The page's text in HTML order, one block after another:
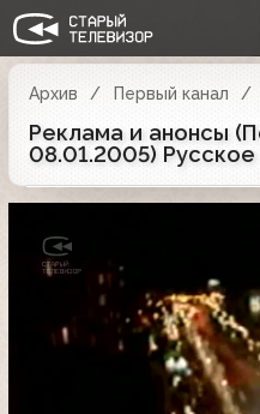
Архив Первый канал
Реклама и анонсы
08.01.2005)